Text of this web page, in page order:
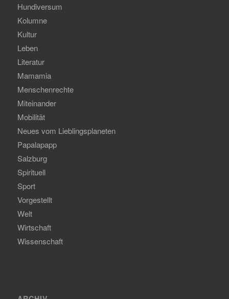
Hundiversum
Kolumne
Kultur
Leben
Literatur
Mamamia
Menschenrechte
Miteinander
Mobilität
Neues vom Lieblingsplaneten
Papalapapp
Salzburg
Spirituell
Sport
Vorgestellt
Welt
Wirtschaft
Wissenschaft